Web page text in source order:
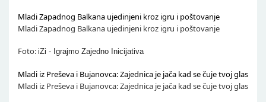
Mladi Zapadnog Balkana ujedinjeni kroz igru i poštovanje
Mladi Zapadnog Balkana ujedinjeni kroz igru i poštovanje
Foto: iZi - Igrajmo Zajedno Inicijativa
Mladi iz Preševa i Bujanovca: Zajednica je jača kad se čuje tvoj glas
Mladi iz Preševa i Bujanovca: Zajednica je jača kad se čuje tvoj glas